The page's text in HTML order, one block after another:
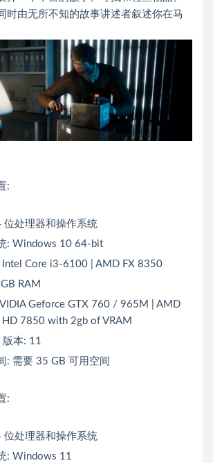
时由无所不知的故事讲述者叙述你在马
:
位处理器和操作系统
: Windows 10 64-bit
Intel Core i3-6100 | AMD FX 8350
RAM
Geforce GTX 760 / 965M | AMD
HD 7850 with 2gb of VRAM
版本: 11
: 需要 35 GB 可用空间
:
位处理器和操作系统
: Windows 11